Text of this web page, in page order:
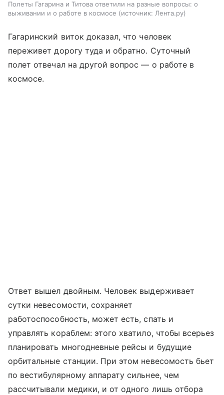
Полеты Гагарина и Титова ответили на разные вопросы: о
выживании и о работе в космосе
источник: Лента.ру
Гагаринский виток доказал, что человек
переживет дорогу туда и обратно. Суточный
полет отвечал на другой вопрос — о работе в
космосе.
Ответ вышел двойным. Человек выдерживает
сутки невесомости, сохраняет
работоспособность, может есть, спать и
управлять кораблем: этого хватило, чтобы всерьез
планировать многодневные рейсы и будущие
орбитальные станции. При этом невесомость бьет
по вестибулярному аппарату сильнее, чем
рассчитывали медики, и от одного лишь отбора